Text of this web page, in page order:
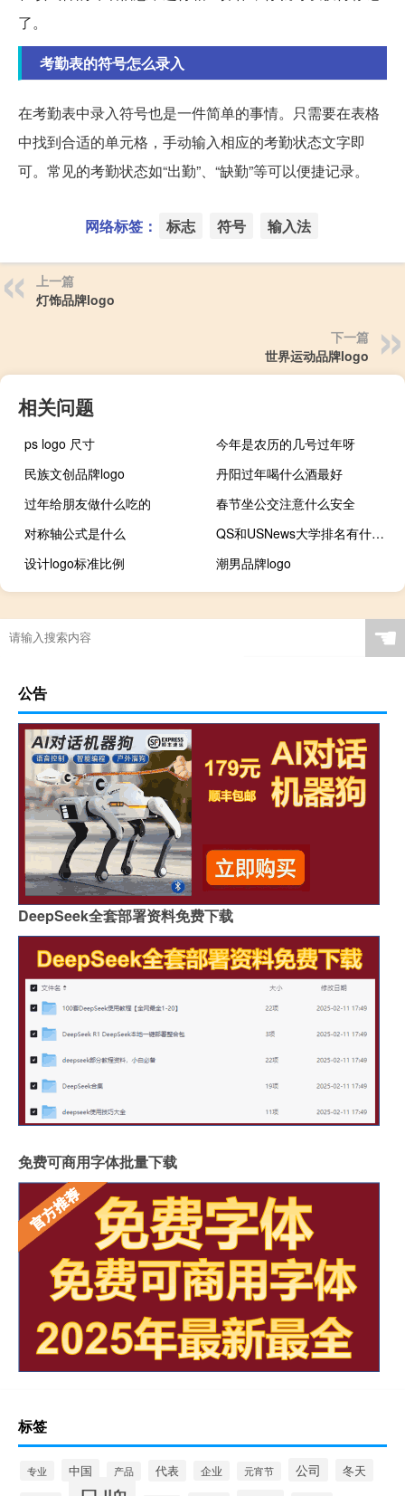
了。
考勤表的符号怎么录入
在考勤表中录入符号也是一件简单的事情。只需要在表格
中找到合适的单元格，手动输入相应的考勤状态文字即
可。常见的考勤状态如“出勤”、“缺勤”等可以便捷记录。
网络标签： 标志 符号 输入法
上一篇
灯饰品牌logo
下一篇
世界运动品牌logo
相关问题
ps logo 尺寸
今年是农历的几号过年呀
民族文创品牌logo
丹阳过年喝什么酒最好
过年给朋友做什么吃的
春节坐公交注意什么安全
对称轴公式是什么
QS和USNews大学排名有什么区别
设计logo标准比例
潮男品牌logo
☚
公告
DeepSeek全套部署资料免费下载
免费可商用字体批量下载
标签
专业 中国 产品 代表 企业 元宵节 公司 冬天